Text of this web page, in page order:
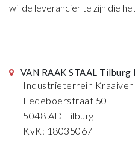
wil de leverancier te zijn die
VAN RAAK STAAL Tilburg
Industrieterrein Kraaiven
Ledeboerstraat 50
5048 AD Tilburg
KvK: 18035067